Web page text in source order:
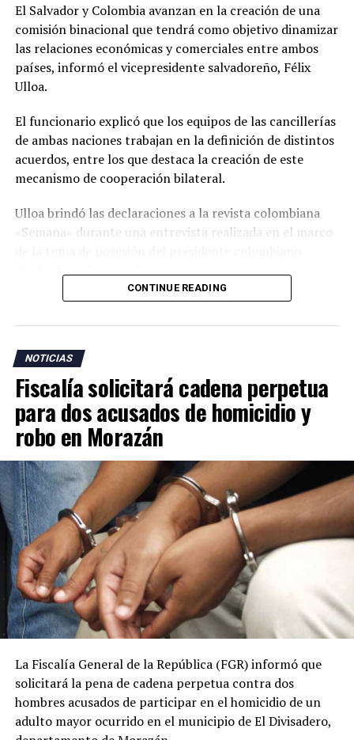
El Salvador y Colombia avanzan en la creación de una
comisión binacional que tendrá como objetivo dinamizar
las relaciones económicas y comerciales entre ambos
países, informó el vicepresidente salvadoreño, Félix
Ulloa.
El funcionario explicó que los equipos de las cancillerías
de ambas naciones trabajan en la definición de distintos
acuerdos, entre los que destaca la creación de este
mecanismo de cooperación bilateral.
Ulloa brindó las declaraciones a la revista colombiana
«Semana» durante una entrevista realizada en el marco
representación del presidente Nayib Bukele.
«En esta visita para asistir a la posesión del presidente
cancillería para dar continuidad a esos temas. Uno de los
acuerdos más importantes es la creación de una
comisión binacional Colombia-El Salvador», afirmó.
El vicepresidente salvadoreño explicó que el encuentro
forma parte de un diálogo bilateral iniciado durante la
toma de posesión de la actual presidenta de Perú.
ADVERTISEMENT
María Luisa Hayem, representó al Gobierno salvadoreño
y sostuvo una reunión con Restrepo, en la que se
establecieron algunos acuerdos iniciales que ahora
buscan recibir seguimiento.
CONTINUE READING
NOTICIAS
Fiscalía solicitará cadena perpetua
para dos acusados de homicidio y
robo en Morazán
La Fiscalía General de la República (FGR) informó que
solicitará la pena de cadena perpetua contra dos
hombres acusados de participar en el homicidio de un
adulto mayor ocurrido en el municipio de El Divisadero,